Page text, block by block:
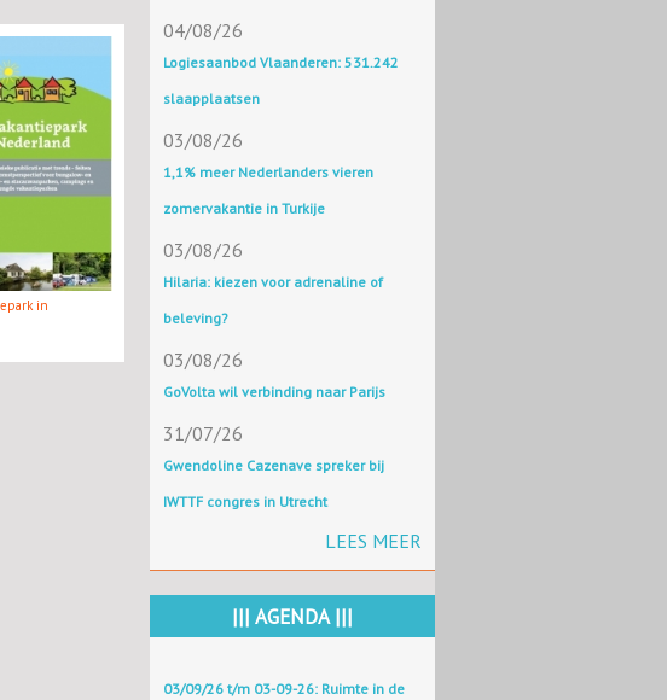
in
04/08/26
Logiesaanbod Vlaanderen: 531.242
slaapplaatsen
03/08/26
1,1% meer Nederlanders vieren
zomervakantie in Turkije
03/08/26
Hilaria: kiezen voor adrenaline of
beleving?
03/08/26
GoVolta wil verbinding naar Parijs
31/07/26
Gwendoline Cazenave spreker bij
IWTTF congres in Utrecht
LEES MEER
||| AGENDA |||
03/09/26 t/m 03-09-26: Ruimte in de